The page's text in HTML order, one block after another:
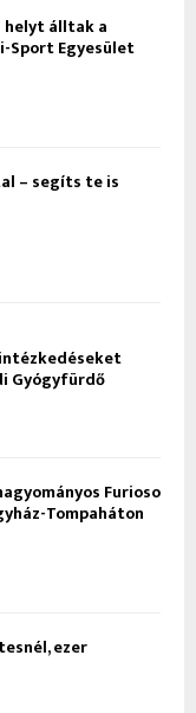
helyt álltak a
Sport Egyesület
– segíts te is
Gyógyfürdő
Furioso
Tompaháton
ezer